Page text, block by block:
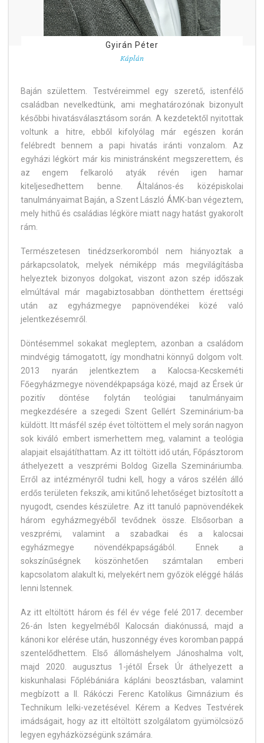
Gyirán Péter
Káplán
Baján születtem. Testvéreimmel egy szerető, istenfélő
családban nevelkedtünk, ami meghatározónak bizonyult
későbbi hivatásválasztásom során. A kezdetektől nyitottak
voltunk a hitre, ebből kifolyólag már egészen korán
felébredt bennem a papi hivatás iránti vonzalom. Az
egyházi légkört már kis ministránsként megszerettem, és
az engem felkaroló atyák révén igen hamar
kiteljesedhettem benne. Általános-és középiskolai
tanulmányaimat Baján, a Szent László ÁMK-ban végeztem,
mely hithű és családias légköre miatt nagy hatást gyakorolt
rám.
Természetesen tinédzserkoromból nem hiányoztak a
párkapcsolatok, melyek némiképp más megvilágításba
helyeztek bizonyos dolgokat, viszont azon szép időszak
elmúltával már magabiztosabban dönthettem érettségi
után az egyházmegye papnövendékei közé való
jelentkezésemről.
Döntésemmel sokakat megleptem, azonban a családom
mindvégig támogatott, így mondhatni könnyű dolgom volt.
2013 nyarán jelentkeztem a Kalocsa-Kecskeméti
Főegyházmegye növendékpapsága közé, majd az Érsek úr
pozitív döntése folytán teológiai tanulmányaim
megkezdésére a szegedi Szent Gellért Szeminárium-ba
küldött. Itt másfél szép évet töltöttem el mely során nagyon
sok kiváló embert ismerhettem meg, valamint a teológia
alapjait elsajátíthattam. Az itt töltött idő után, Főpásztorom
áthelyezett a veszprémi Boldog Gizella Szemináriumba.
Erről az intézményről tudni kell, hogy a város szélén álló
erdős területen fekszik, ami kitűnő lehetőséget biztosított a
nyugodt, csendes készületre. Az itt tanuló papnövendékek
három egyházmegyéből tevődnek össze. Elsősorban a
veszprémi, valamint a szabadkai és a kalocsai
egyházmegye növendékpapságából. Ennek a
sokszínűségnek köszönhetően számtalan emberi
kapcsolatom alakult ki, melyekért nem győzök eléggé hálás
lenni Istennek.
Az itt eltöltött három és fél év vége felé 2017. december
26-án Isten kegyelméből Kalocsán diakónussá, majd a
kánoni kor elérése után, huszonnégy éves koromban pappá
szentelődhettem. Első állomáshelyem Jánoshalma volt,
majd 2020. augusztus 1-jétől Érsek Úr áthelyezett a
kiskunhalasi Főplébániára kápláni beosztásban, valamint
megbízott a II. Rákóczi Ferenc Katolikus Gimnázium és
Technikum lelki-vezetésével. Kérem a Kedves Testvérek
imádságait, hogy az itt eltöltött szolgálatom gyümölcsöző
legyen egyházközségünk számára.